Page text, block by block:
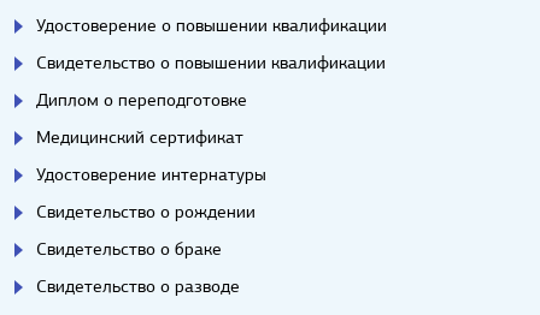
Удостоверение о повышении квалификации
Свидетельство о повышении квалификации
Диплом о переподготовке
Медицинский сертификат
Удостоверение интернатуры
Свидетельство о рождении
Свидетельство о браке
Свидетельство о разводе